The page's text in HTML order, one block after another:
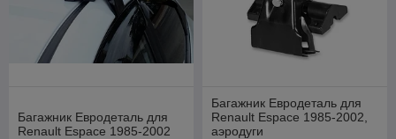
Багажник Евродеталь для
Renault Espace 1985-2002
Багажник Евродеталь для
Renault Espace 1985-2002,
аэродуги